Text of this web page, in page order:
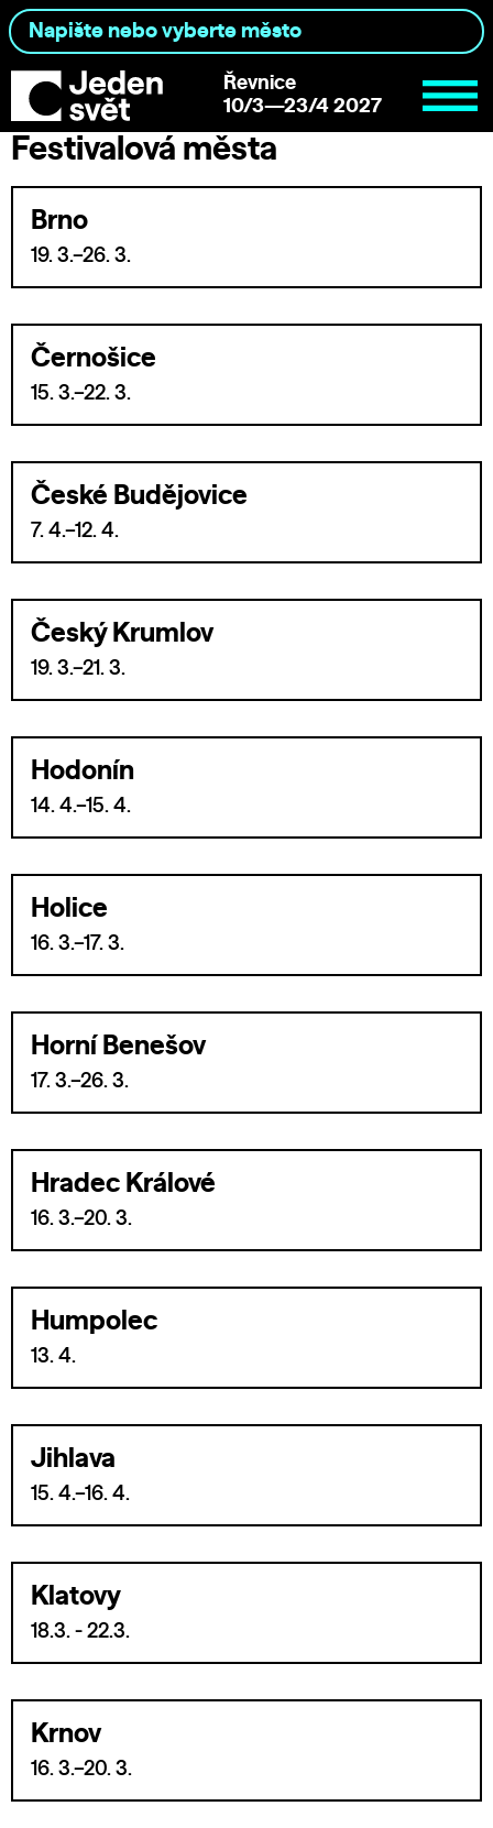
Řevnice
10/3—23/4 2027
Festivalová města
Brno
19. 3.–26. 3.
Černošice
15. 3.–22. 3.
České Budějovice
7. 4.–12. 4.
Český Krumlov
19. 3.–21. 3.
Hodonín
14. 4.–15. 4.
Holice
16. 3.–17. 3.
Horní Benešov
17. 3.–26. 3.
Hradec Králové
16. 3.–20. 3.
Humpolec
13. 4.
Jihlava
15. 4.–16. 4.
Klatovy
18.3. - 22.3.
Krnov
16. 3.–20. 3.